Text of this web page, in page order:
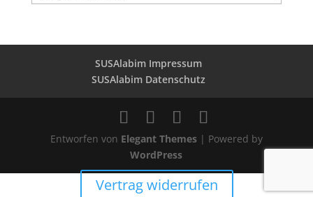
kategorien
SUSAlabim Impressum
SUSAlabim Datenschutz
Entworfen von Elegant Themes| Powered by
WordPress
Vertrag widerrufen